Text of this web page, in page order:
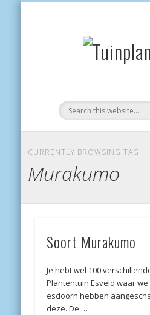
CURRENTLY BROWSING TAG
Murakumo
Soort Murakumo
Je hebt wel 100
Plantentuin Esveld waar
esdoorn hebben
deze. De …